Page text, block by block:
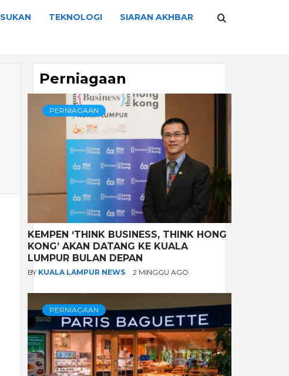
SUKAN TEKNOLOGI SIARAN AKHBAR
Perniagaan
PERNIAGAAN
KEMPEN ‘THINK BUSINESS, THINK HONG
KONG’ AKAN DATANG KE KUALA
LUMPUR BULAN DEPAN
BY KUALA LAMPUR NEWS 2 MINGGU AGO
PERNIAGAAN